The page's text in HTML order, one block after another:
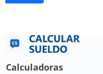
Calculadoras